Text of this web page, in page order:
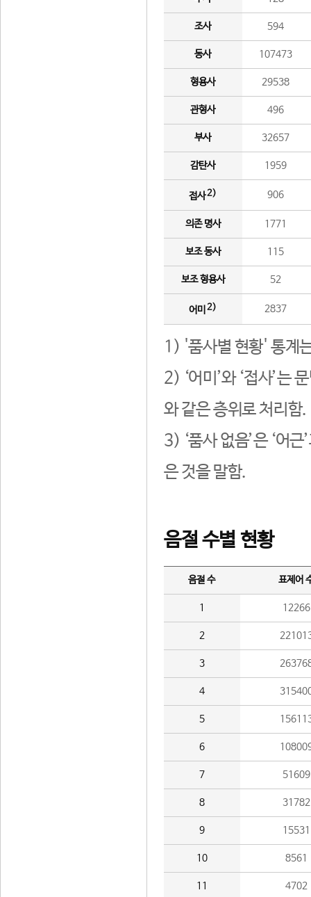
조사 594
동사 107473
형용사 29538
관형사 496
부사 32657
감탄사 1959
접사2) 906
의존 명사 1771
보조 동사 115
보조 형용사 52
어미 2) 2837
1) '품사별 현황' 통계
2) ‘어미’와 ‘접사’는
와 같은 층위로 처리함.
3) ‘품사 없음’은 ‘어
은 것을 말함.
음절 수별 현황
음절 수 표제어
1 12266
2
3
4
5
6
7 51609
8 31782
9 15531
10 8561
11 4702